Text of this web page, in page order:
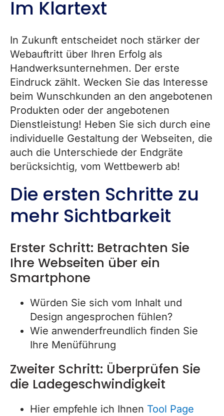
Im Klartext
In Zukunft entscheidet noch stärker der
Webauftritt über Ihren Erfolg als
Handwerksunternehmen. Der erste
Eindruck zählt. Wecken Sie das Interesse
beim Wunschkunden an den angebotenen
Produkten oder der angebotenen
Dienstleistung! Heben Sie sich durch eine
individuelle Gestaltung der Webseiten, die
auch die Unterschiede der Endgräte
berücksichtig, vom Wettbewerb ab!
Die ersten Schritte zu
mehr Sichtbarkeit
Erster Schritt: Betrachten Sie
Ihre Webseiten über ein
Smartphone
Würden Sie sich vom Inhalt und
Design angesprochen fühlen?
Wie anwenderfreundlich finden Sie
Ihre Menüführung
Zweiter Schritt: Überprüfen Sie
die Ladegeschwindigkeit
Hier empfehle ich Ihnen Tool Page